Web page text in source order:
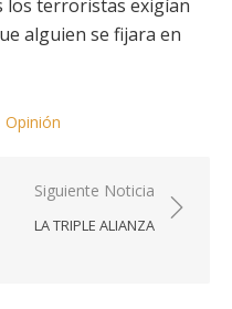
los terroristas exigían
alguien se fijara en
Opinión
Siguiente Noticia
LA TRIPLE ALIANZA